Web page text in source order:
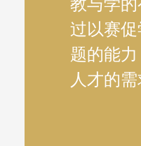
教与学
过以赛
题的能
人才的需